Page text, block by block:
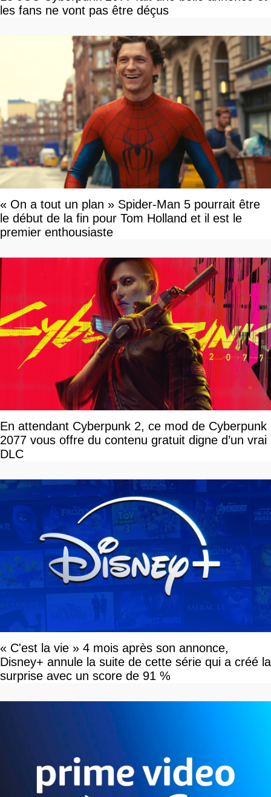
les fans ne vont pas être déçus
« On a tout un plan » Spider-Man 5 pourrait être
le début de la fin pour Tom Holland et il est le
premier enthousiaste
En attendant Cyberpunk 2, ce mod de Cyberpunk
2077 vous offre du contenu gratuit digne d’un vrai
DLC
« C'est la vie » 4 mois après son annonce,
Disney+ annule la suite de cette série qui a créé la
surprise avec un score de 91 %